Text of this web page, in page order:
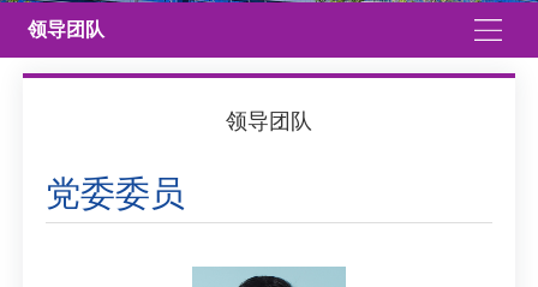
领导团队
领导团队
党委委员